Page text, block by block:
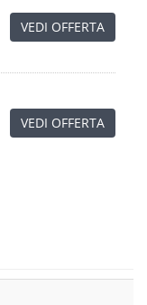
VEDI OFFERTA
VEDI OFFERTA